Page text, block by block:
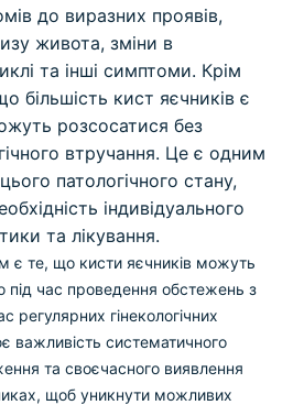
до виразних проявів,
живота, зміни в
та інші симптоми. Крім
більшість кист яєчників є
розсосатися без
втручання. Це є одним
патологічного стану,
індивідуального
та лікування.
є те, що кисти яєчників можуть
під час проведення обстежень з
регулярних гінекологічних
важливість систематичного
та своєчасного виявлення
щоб уникнути можливих